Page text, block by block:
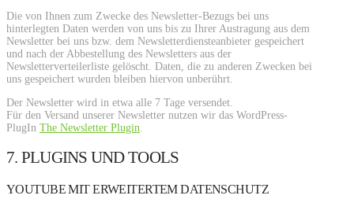
Die von Ihnen zum Zwecke des Newsletter-Bezugs bei uns
hinterlegten Daten werden von uns bis zu Ihrer Austragung aus dem
Newsletter bei uns bzw. dem Newsletterdiensteanbieter gespeichert
und nach der Abbestellung des Newsletters aus der
Newsletterverteilerliste gelöscht. Daten, die zu anderen Zwecken bei
uns gespeichert wurden bleiben hiervon unberührt.
Der Newsletter wird in etwa alle 7 Tage versendet.
Für den Versand unserer Newsletter nutzen wir das WordPress-
PlugIn The Newsletter Plugin.
7. PLUGINS UND TOOLS
YOUTUBE MIT ERWEITERTEM DATENSCHUTZ